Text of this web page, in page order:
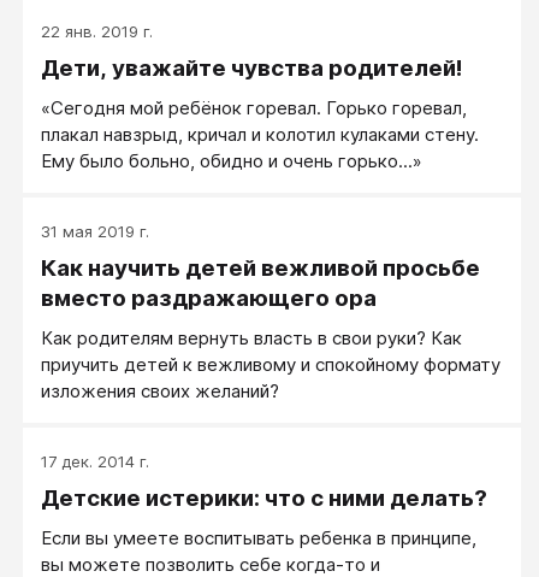
22 янв. 2019 г.
Дети, уважайте чувства родителей!
«Сегодня мой ребёнок горевал. Горько горевал,
плакал навзрыд, кричал и колотил кулаками стену.
Ему было больно, обидно и очень горько...»
31 мая 2019 г.
Как научить детей вежливой просьбе
вместо раздражающего ора
Как родителям вернуть власть в свои руки? Как
приучить детей к вежливому и спокойному формату
изложения своих желаний?
17 дек. 2014 г.
Детские истерики: что с ними делать?
Если вы умеете воспитывать ребенка в принципе,
вы можете позволить себе когда-то и